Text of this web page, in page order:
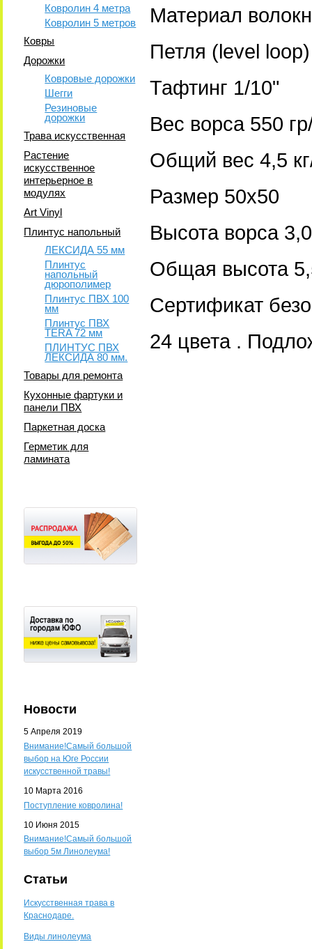
Ковролин 4 метра
Ковролин 5 метров
Ковры
Дорожки
Ковровые дорожки
Шегги
Резиновые
дорожки
Трава искусственная
Растение
искусственное
интерьерное в
модулях
Art Vinyl
Плинтус напольный
ЛЕКСИДА 55 мм
Плинтус
напольный
дюрополимер
Плинтус ПВХ 100
мм
Плинтус ПВХ
TERA 72 мм
ПЛИНТУС ПВХ
ЛЕКСИДА 80 мм.
Товары для ремонта
Кухонные фартуки и
панели ПВХ
Паркетная доска
Герметик для
ламината
Новости
5 Апреля 2019
Внимание!Самый большой
выбор на Юге России
искусственной травы!
10 Марта 2016
Поступление ковролина!
10 Июня 2015
Внимание!Самый большой
выбор 5м Линолеума!
Статьи
Искусственная трава в
Краснодаре.
Виды линолеума
Материал
Петля (level
Тафтинг 1/10"
Вес ворса 550
Общий вес 4,5
Размер 50х50
Высота ворса
Общая высота
Сертификат
24 цвета .